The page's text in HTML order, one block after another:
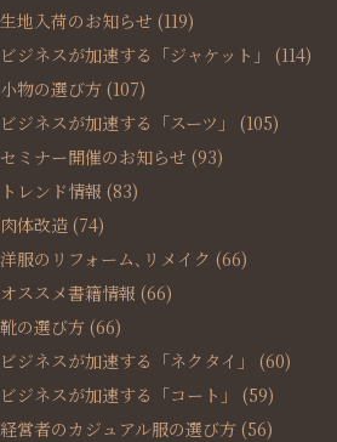
生地入荷のお知らせ (119)
ビジネスが加速する「ジャケット」
(114)
小物の選び方 (107)
ビジネスが加速する「スーツ」
(105)
セミナー開催のお知らせ (93)
トレンド情報 (83)
肉体改造 (74)
洋服のリフォーム､リメイク (66)
オススメ書籍情報 (66)
靴の選び方 (66)
ビジネスが加速する「ネクタイ」
(60)
ビジネスが加速する「コート」
(59)
経営者のカジュアル服の選び方 (56)